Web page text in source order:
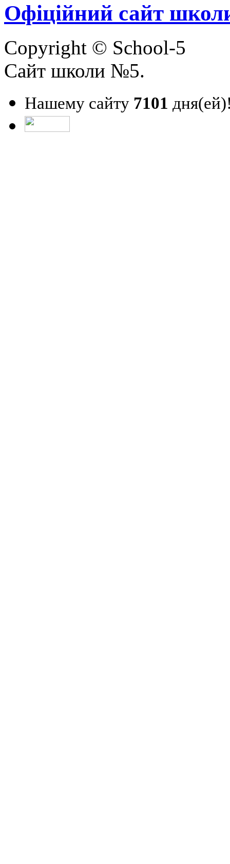
Офіційний сайт
Copyright © School-5
Сайт школи №5.
Нашему сайту 7101